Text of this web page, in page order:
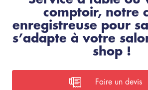
comptoir, notre
enregistreuse pour
s’adapte à votre
shop !
Faire un devis